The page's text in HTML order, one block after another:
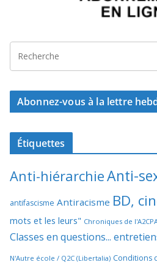
Abonnez-vous à la lettre
Étiquettes
Anti-hiérarchieAnti-
antifascisme Antiracisme BD,
mots et les leurs" Chroniques de
Classes en questions...
N'Autre école / Q2C (Libertalia) Conditions